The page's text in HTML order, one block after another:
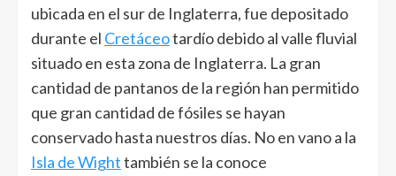
ubicada en el sur de Inglaterra, fue depositado
durante el Cretáceotardío debido al valle fluvial
situado en esta zona de Inglaterra. La gran
cantidad de pantanos de la región han permitido
que gran cantidad de fósiles se hayan
conservado hasta nuestros días. No en vano a la
Isla de Wighttambién se la conoce